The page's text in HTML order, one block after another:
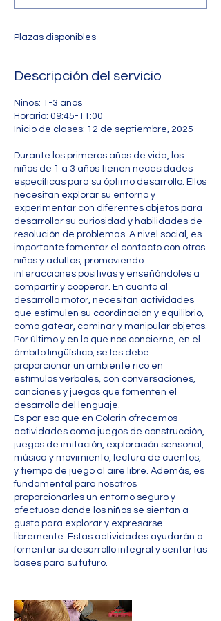
i
a
Plazas disponibles
Descripción del servicio
Niños: 1-3 años
Horario: 09:45-11:00
Inicio de clases: 12 de septiembre, 2025
Durante los primeros años de vida, los
niños de 1 a 3 años tienen necesidades
específicas para su óptimo desarrollo. Ellos
necesitan explorar su entorno y
experimentar con diferentes objetos para
desarrollar su curiosidad y habilidades de
resolución de problemas. A nivel social, es
importante fomentar el contacto con otros
niños y adultos, promoviendo
interacciones positivas y enseñándoles a
compartir y cooperar. En cuanto al
desarrollo motor, necesitan actividades
que estimulen su coordinación y equilibrio,
como gatear, caminar y manipular objetos.
Por último y en lo que nos concierne, en el
ámbito lingüístico, se les debe
proporcionar un ambiente rico en
estímulos verbales, con conversaciones,
canciones y juegos que fomenten el
desarrollo del lenguaje.
Es por eso que en Colorin ofrecemos
actividades como juegos de construcción,
juegos de imitación, exploración sensorial,
música y movimiento, lectura de cuentos,
y tiempo de juego al aire libre. Además, es
fundamental para nosotros
proporcionarles un entorno seguro y
afectuoso donde los niños se sientan a
gusto para explorar y expresarse
libremente. Estas actividades ayudarán a
fomentar su desarrollo integral y sentar las
bases para su futuro.